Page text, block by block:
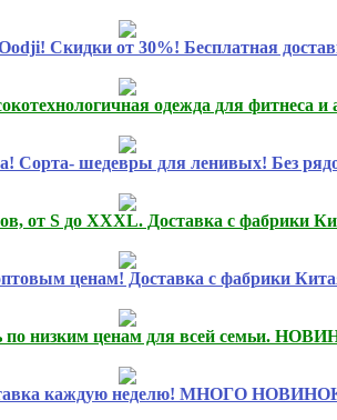
Скидки от 30%! Бесплатная
одежда для фитнеса и
Сорта- шедевры для ленивых! Без
от S до XXXL. Доставка с фабрики
ценам! Доставка с фабрики
по низким ценам для всей семьи.
каждую неделю! МНОГО